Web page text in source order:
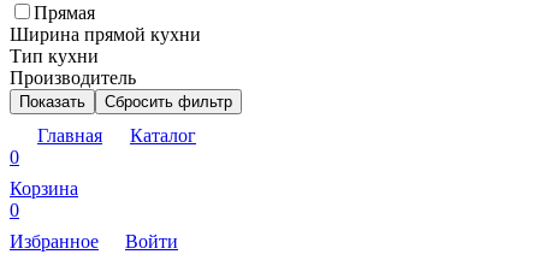
Прямая
Ширина прямой кухни
Тип кухни
Производитель
Показать Сбросить фильтр
Главная
Каталог
0
Корзина
0
Избранное
Войти